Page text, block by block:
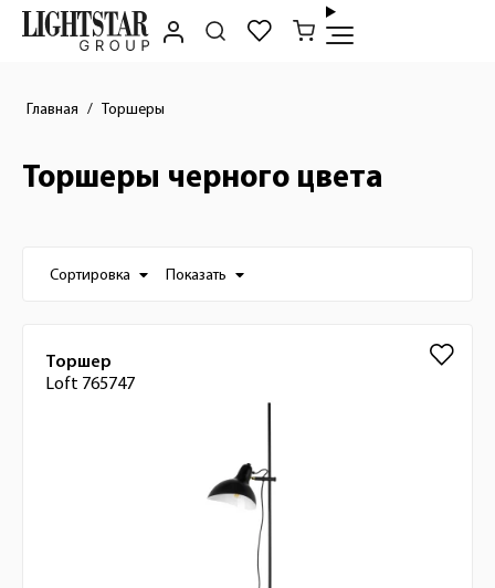
Главная Торшеры
Торшеры черного цвета
Настройки отображения списка
Сортировка Показать
Торшер
Loft 765747